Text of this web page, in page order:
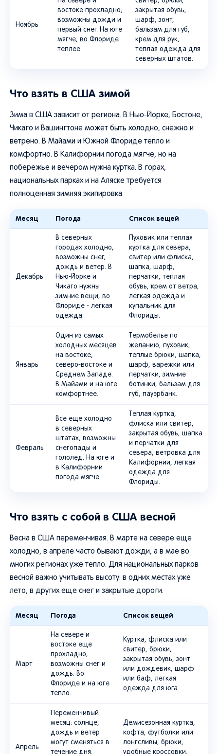
Ноябрь
востоке прохладно,
возможны дожди и
первый снег. На юге
мягче, во Флориде
теплее.
закрытая обувь,
шарф, зонт,
бальзам для губ,
крем для рук,
теплая одежда для
северных штатов.
Что взять в США зимой
Зима в США зависит от региона. В Нью-Йорке, Бостоне,
Чикаго и Вашингтоне может быть холодно, снежно и
ветрено. В Майами и Южной Флориде тепло и
комфортно. В Калифорнии погода мягче, но на
побережье и вечером нужна куртка. В горах,
национальных парках и на Аляске требуется
полноценная зимняя экипировка.
Месяц Погода Список вещей
Декабрь
В северных
городах холодно,
возможны снег,
дождь и ветер. В
Нью-Йорке и
Чикаго нужны
зимние вещи, во
Флориде - легкая
одежда.
Пуховик или теплая
куртка для севера,
свитер или флиска,
шапка, шарф,
перчатки, теплая
обувь, крем от ветра,
легкая одежда и
купальник для
Флориды.
Январь
Один из самых
холодных месяцев
на востоке,
северо-востоке и
Среднем Западе.
В Майами и на юге
комфортнее.
Термобелье по
желанию, пуховик,
теплые брюки, шапка,
шарф, варежки или
перчатки, зимние
ботинки, бальзам для
губ, пауэрбанк.
Февраль
Все еще холодно
в северных
штатах, возможны
снегопады и
гололед. На юге и
в Калифорнии
погода мягче.
Теплая куртка,
флиска или свитер,
закрытая обувь, шапка
и перчатки для
севера, ветровка для
Калифорнии, легкая
одежда для
Флориды.
Что взять с собой в США весной
Весна в США переменчивая. В марте на севере еще
холодно, в апреле часто бывают дожди, а в мае во
многих регионах уже тепло. Для национальных парков
весной важно учитывать высоту: в одних местах уже
лето, в других еще снег и закрытые дороги.
Месяц Погода Список вещей
Март
На севере и
востоке еще
прохладно,
возможны снег и
дождь. Во
Флориде и на юге
тепло.
Куртка, флиска или
свитер, брюки,
закрытая обувь, зонт
или дождевик, шарф
или баф, легкая
одежда для юга.
Апрель
Переменчивый
месяц: солнце,
дождь и ветер
могут сменяться в
течение дня.
Демисезонная куртка,
кофта, футболки или
лонгсливы, брюки,
удобные кроссовки,